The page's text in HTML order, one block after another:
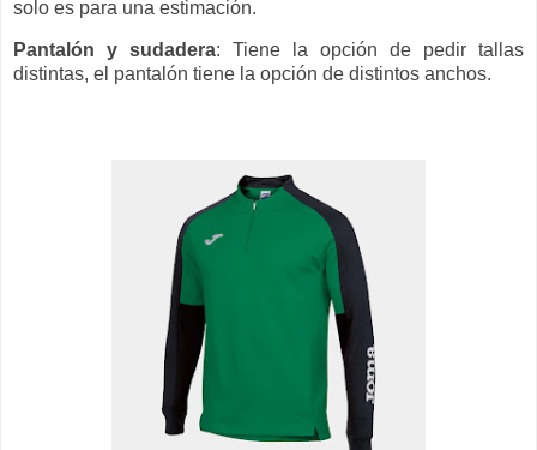
solo es para una estimación.
Pantalón y sudadera: Tiene la opción de pedir tallas
distintas, el pantalón tiene la opción de distintos anchos.